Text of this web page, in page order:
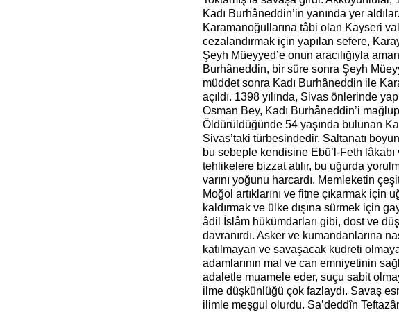
Kadı Burhâneddin’in yanında yer
Karamanoğullarına tâbi olan Kayseri
cezalandırmak için yapılan sefere,
Şeyh Müeyyed’e onun aracılığıyla
Burhâneddin, bir süre sonra Şeyh
müddet sonra Kadı Burhâneddin ile
açıldı. 1398 yılında, Sivas önlerinde
Osman Bey, Kadı Burhâneddin’i
Öldürüldüğünde 54 yaşında bulunan
Sivas’taki türbesindedir. Saltanatı
bu sebeple kendisine Ebü’l-Feth
tehlikelere bizzat atılır, bu uğurda
varını yoğunu harcardı. Memleketin
Moğol artıklarını ve fitne çıkarmak için
kaldırmak ve ülke dışına sürmek için
âdil İslâm hükümdarları gibi, dost ve
davranırdı. Asker ve kumandanlarına
katılmayan ve savaşacak kudreti
adamlarının mal ve can emniyetinin
adaletle muamele eder, suçu sabit
ilme düşkünlüğü çok fazlaydı. Savaş
ilimle meşgul olurdu. Sa’deddîn